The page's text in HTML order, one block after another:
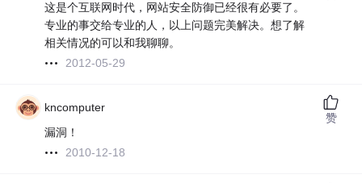
这是个互联网时代，网站安全防御已经很有必要了。
专业的事交给专业的人，以上问题完美解决。想了解
相关情况的可以和我聊聊。
2012-05-29
kncomputer
漏洞！
2010-12-18
赞